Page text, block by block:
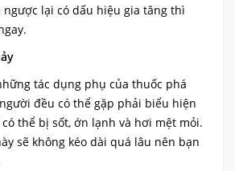
lại có dấu hiệu gia tăng thì
tác dụng phụ của thuốc phá
đều có thể gặp phải biểu hiện
thể bị sốt, ớn lạnh và hơi mệt mỏi.
sẽ không kéo dài quá lâu nên bạn